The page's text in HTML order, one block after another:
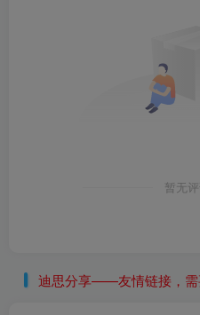
暂无
迪思分享——友情链接，需